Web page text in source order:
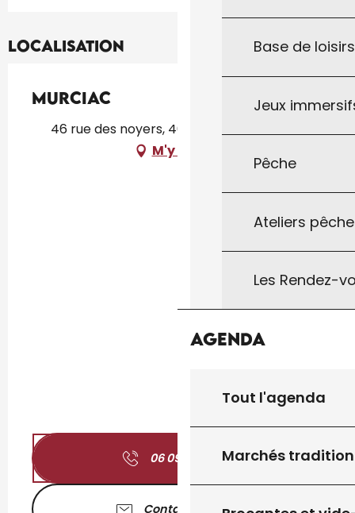
Base de
Jeux
Pêche
Ateliers
Les Rendez-
Agenda
Tout l'agenda
Marchés
Localisation
Murciac
46 rue des noyers, 46300 Anglars-Nozac
M'y rendre
06 09 22 64 ▒▒
Contactez-nous